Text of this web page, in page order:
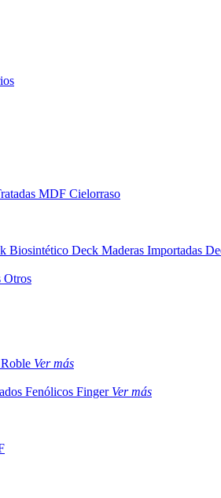
MDF Cielorraso
Biosintético Deck Maderas Importadas
Otros
Roble Ver más
Fenólicos Finger Ver más